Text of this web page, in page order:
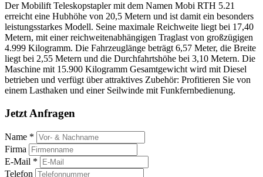
Der Mobilift Teleskopstapler mit dem Namen Mobi RTH 5.21
erreicht eine Hubhöhe von 20,5 Metern und ist damit ein besonders
leistungsstarkes Modell. Seine maximale Reichweite liegt bei 17,40
Metern, mit einer reichweitenabhängigen Traglast von großzügigen
4.999 Kilogramm. Die Fahrzeuglänge beträgt 6,57 Meter, die Breite
liegt bei 2,55 Metern und die Durchfahrtshöhe bei 3,10 Metern. Die
Maschine mit 15.900 Kilogramm Gesamtgewicht wird mit Diesel
betrieben und verfügt über attraktives Zubehör: Profitieren Sie von
einem Lasthaken und einer Seilwinde mit Funkfernbedienung.
Jetzt Anfragen
Name *
Firma
E-Mail *
Telefon